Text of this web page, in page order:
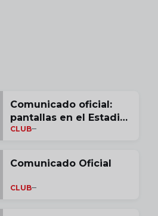
Comunicado oficial:
pantallas en el Estadio
de Vallecas para la
Conference League
CLUB
Comunicado Oficial
CLUB